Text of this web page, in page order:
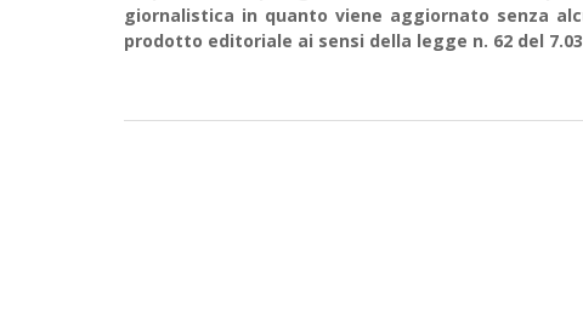
giornalistica in quanto viene aggiornato senza
prodotto editoriale ai sensi della legge n. 62 del